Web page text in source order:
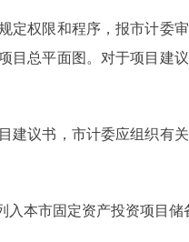
限和程序，报市计委审
总平面图。对于项目建
书，市计委应组织有关
本市固定资产投资项目储